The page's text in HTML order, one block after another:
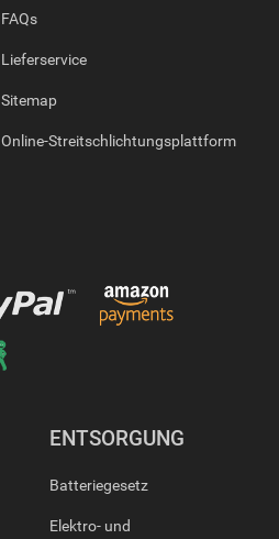
FAQs
Lieferservice
Sitemap
Online-Streitschlichtungsplattform
ENTSORGUNG
Batteriegesetz
Elektro- und